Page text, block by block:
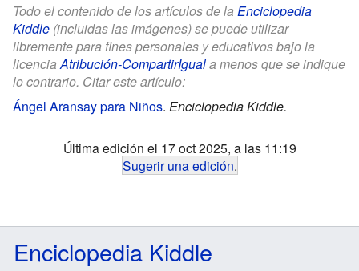
Todo el contenido de los artículos de la Enciclopedia
Kiddle (incluidas las imágenes) se puede utilizar
libremente para fines personales y educativos bajo la
licencia Atribución-CompartirIguala menos que se indique
lo contrario. Citar este artículo:
Ángel Aransay para Niños. Enciclopedia Kiddle.
Última edición el 17 oct 2025, a las 11:19
Sugerir una edición.
Enciclopedia Kiddle